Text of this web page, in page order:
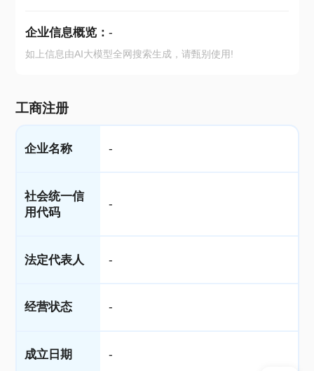
企业信息概览： -
如上信息由AI大模型全网搜索生成，请甄别使用!
工商注册
企业名称 -
社会统一信
用代码
-
法定代表人 -
经营状态 -
成立日期 -